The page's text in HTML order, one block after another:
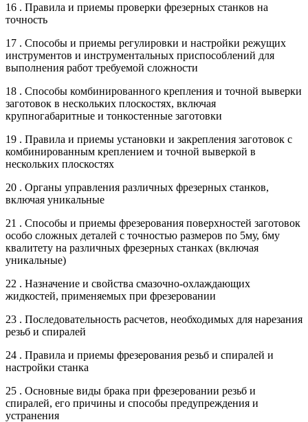
16 . Правила и приемы проверки фрезерных станков на
точность
17 . Способы и приемы регулировки и настройки режущих
инструментов и инструментальных приспособлений для
выполнения работ требуемой сложности
18 . Способы комбинированного крепления и точной выверки
заготовок в нескольких плоскостях, включая
крупногабаритные и тонкостенные заготовки
19 . Правила и приемы установки и закрепления заготовок с
комбинированным креплением и точной выверкой в
нескольких плоскостях
20 . Органы управления различных фрезерных станков,
включая уникальные
21 . Способы и приемы фрезерования поверхностей заготовок
особо сложных деталей с точностью размеров по 5му, 6му
квалитету на различных фрезерных станках (включая
уникальные)
22 . Назначение и свойства смазочно-охлаждающих
жидкостей, применяемых при фрезеровании
23 . Последовательность расчетов, необходимых для нарезания
резьб и спиралей
24 . Правила и приемы фрезерования резьб и спиралей и
настройки станка
25 . Основные виды брака при фрезеровании резьб и
спиралей, его причины и способы предупреждения и
устранения